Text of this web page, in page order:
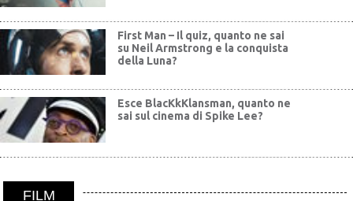
First Man – Il quiz, quanto ne sai
su Neil Armstrong e la conquista
della Luna?
Esce BlacKkKlansman, quanto ne
sai sul cinema di Spike Lee?